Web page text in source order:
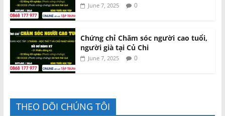
June 7, 2025 0
Chứng chỉ Chăm sóc người cao tuổi,
người già tại Củ Chi
June 7, 2025 0
THEO DÕI CHÚNG TÔI